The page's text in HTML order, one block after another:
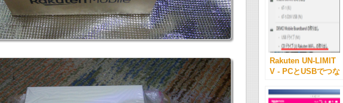
Rakuten UN-LIMIT
V - PCとUSBでつな